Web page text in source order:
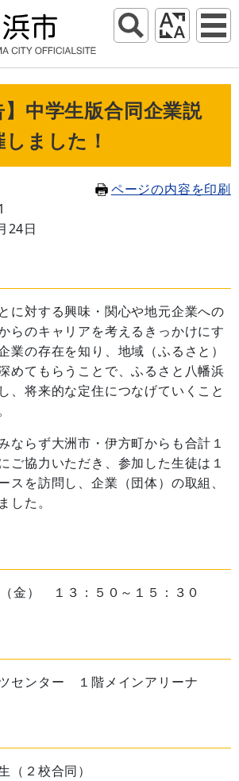
】中学生版合同企業説
ました！
ページの内容を印刷
24日
に対する興味・関心や地元企業への
らのキャリアを考えるきっかけにす
業の存在を知り、地域（ふるさと）
めてもらうことで、ふるさと八幡浜
、将来的な定住につなげていくこと
ならず大洲市・伊方町からも合計１
ご協力いただき、参加した生徒は１
スを訪問し、企業（団体）の取組、
した。
金） １３：５０～１５：３０
センター １階メインアリーナ
（２校合同）